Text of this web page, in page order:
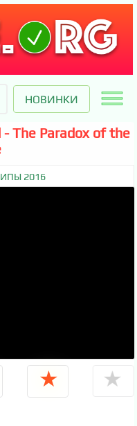
НОВИНКИ
- The Paradox of the
2016
★ ★